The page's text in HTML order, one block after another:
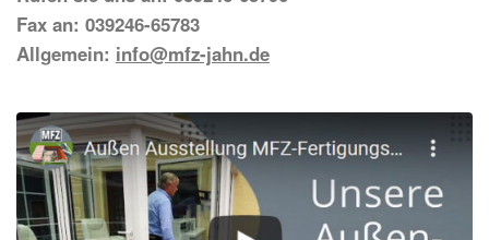
Fax an: 039246-65783
Allgemein: info@mfz-jahn.de